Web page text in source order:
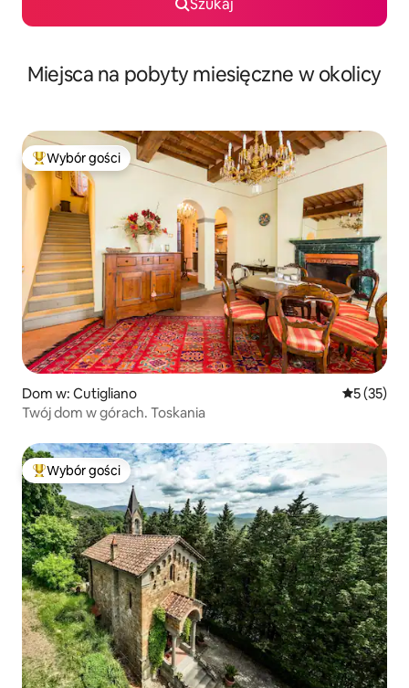
Miejsca na pobyty miesięczne w okolicy
Najpopularniejsze z kategorii Wybór gości
Wybór gości
Dom w: Cutigliano Średnia
5 (35)
Twój dom w górach. Toskania
Najpopularniejsze z kategorii Wybór gości
Wybór gości